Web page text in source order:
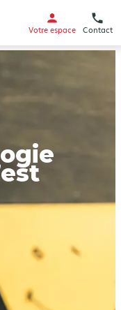
Contact
Votre espace